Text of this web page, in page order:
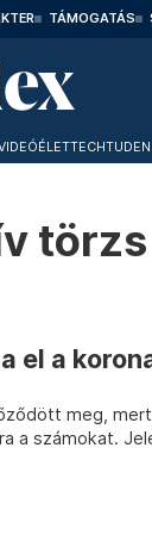
TÁMOGATÁS
ÉLETTECHTUD
törzs
el a
meg,
a számokat.